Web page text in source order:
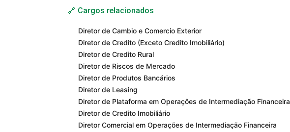
🔗 Cargos relacionados
Diretor de Cambio e Comercio Exterior
Diretor de Credito (Exceto Credito Imobiliário)
Diretor de Credito Rural
Diretor de Riscos de Mercado
Diretor de Produtos Bancários
Diretor de Leasing
Diretor de Plataforma em Operações de Intermediação Financeira
Diretor de Credito Imobiliário
Diretor Comercial em Operações de Intermediação Financeira